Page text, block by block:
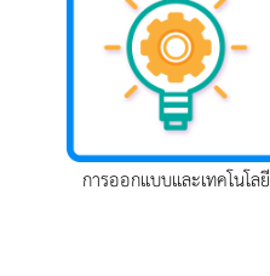
การออกแบบและเทคโนโลยี